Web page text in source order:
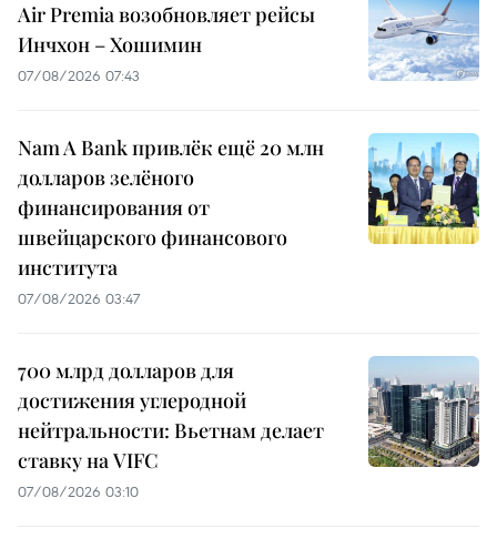
Air Premia возобновляет рейсы
Инчхон – Хошимин
07/08/2026 07:43
Nam A Bank привлёк ещё 20 млн
долларов зелёного
финансирования от
швейцарского финансового
института
07/08/2026 03:47
700 млрд долларов для
достижения углеродной
нейтральности: Вьетнам делает
ставку на VIFC
07/08/2026 03:10